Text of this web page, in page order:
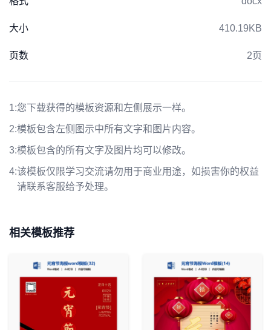
大小 410.19KB
页数 2页
1:您下载获得的模板资源和左侧展示一样。
2:模板包含左侧图示中所有文字和图片内容。
3:模板包含的所有文字及图片均可以修改。
4:该模板仅限学习交流请勿用于商业用途，如损害你的权益
请联系客服给予处理。
相关模板推荐